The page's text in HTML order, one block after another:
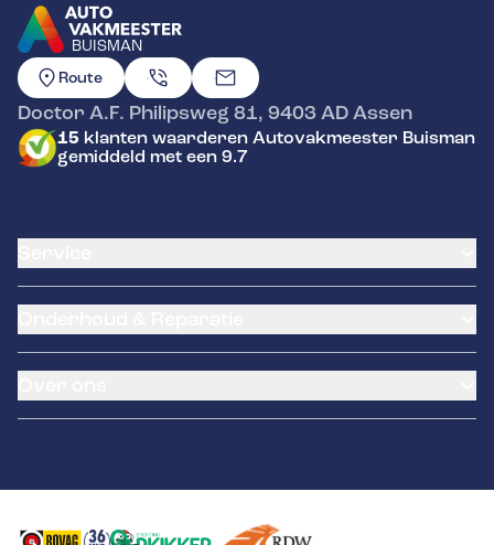
BUISMAN
GA NAAR DE HOMEPAGINA
Route
Doctor A.F. Philipsweg 81, 9403 ADAssen
15 klanten waarderen Autovakmeester Buisman
gemiddeld met een 9.7
Banden service
Pechhulp
Schade en reparatie